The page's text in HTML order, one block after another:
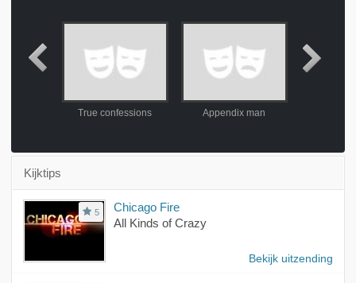
True confessions Appendix man
Kijktips
5
Chicago Fire
All Kinds of Crazy
Bekijk uitzending